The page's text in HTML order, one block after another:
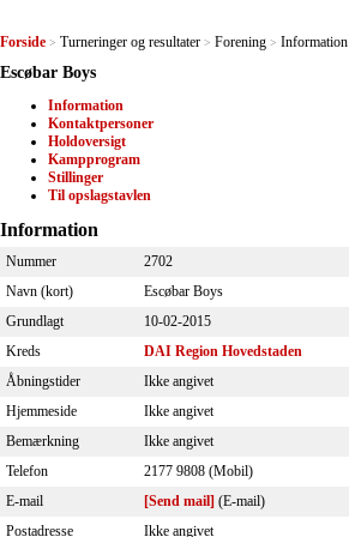
Forside > Turneringer og resultater > Forening > Information
Escøbar Boys
Information
Kontaktpersoner
Holdoversigt
Kampprogram
Stillinger
Til opslagstavlen
Information
Nummer
2702
Navn (kort)
Escøbar Boys
Grundlagt
10-02-2015
Kreds
DAI Region Hovedstaden
Åbningstider
Ikke angivet
Hjemmeside
Ikke angivet
Bemærkning
Ikke angivet
Telefon
2177 9808 (Mobil)
E-mail
[Send mail] (E-mail)
Postadresse
Ikke angivet